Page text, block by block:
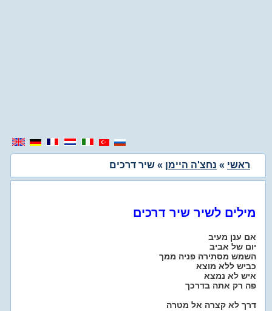
ראשי » נחצ'ה היימן » שיר דרכים
מילים לשיר שיר דרכים
אם ענן מעיב
יום של אביב
השמש מסתירה פניה ממך
כביש ללא מוצא
איש לא נמצא
פה רק אתה בדרכך
דרך לא קצרה אל מטרה